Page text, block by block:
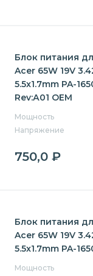
Блок питания
Acer 65W 19V
5.5x1.7mm PA-
Rev:А01 OEM
Мощность
Напряжение
750,0 ₽
Блок питания
Acer 65W 19V
5.5x1.7mm PA-
Мощность